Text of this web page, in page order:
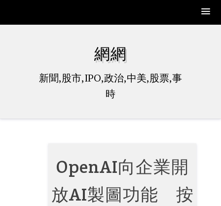
網網
新聞,股市,IPO,政治,中美,股票,事
時
OpenAI向企業開
放AI製圖功能 按